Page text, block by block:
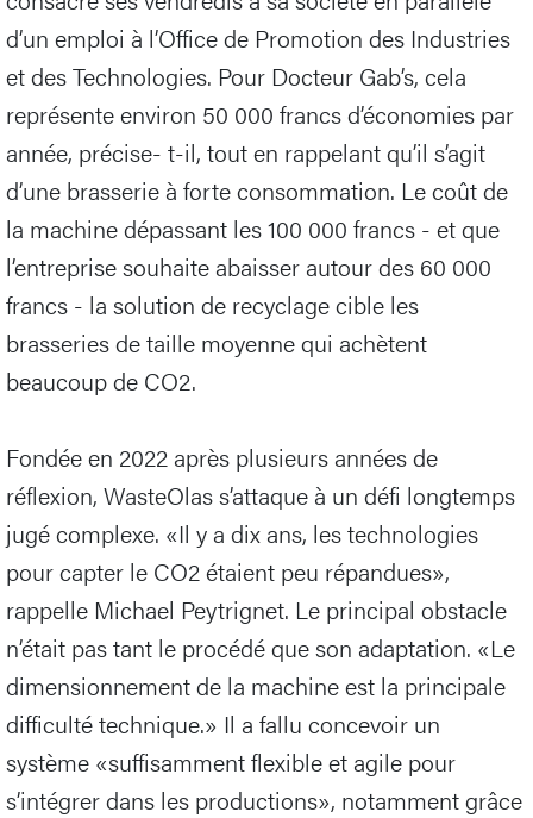
d’un emploi à l’Office de Promotion des Industries
et des Technologies. Pour Docteur Gab’s, cela
représente environ 50 000 francs d’économies par
année, précise- t-il, tout en rappelant qu’il s’agit
d’une brasserie à forte consommation. Le coût de
la machine dépassant les 100 000 francs - et que
l’entreprise souhaite abaisser autour des 60 000
francs - la solution de recyclage cible les
brasseries de taille moyenne qui achètent
beaucoup de CO2.
Fondée en 2022 après plusieurs années de
réflexion, WasteOlas s’attaque à un défi longtemps
jugé complexe. «Il y a dix ans, les technologies
pour capter le CO2 étaient peu répandues»,
rappelle Michael Peytrignet. Le principal obstacle
n’était pas tant le procédé que son adaptation. «Le
dimensionnement de la machine est la principale
difficulté technique.» Il a fallu concevoir un
système «suffisamment flexible et agile pour
s’intégrer dans les productions», notamment grâce